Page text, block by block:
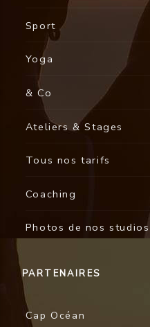
Sport
Yoga
& Co
Ateliers & Stages
Tous nos tarifs
Coaching
Photos de nos studios
PARTENAIRES
Cap Océan